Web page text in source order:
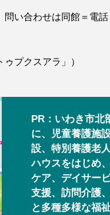
い合わせは同館＝電
プクスアラ」）
PR：いわき市北
に、児童養護施
設、特別養護老
ハウスをはじめ
ケア、デイサー
支援、訪問介護
と多種多様な福